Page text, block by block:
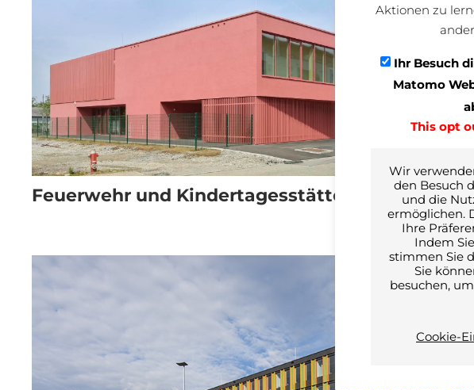
Feuerwehr und Kindertagesstätte Waldshut-
Aktionen zu
Ihr Besuch
Matomo
This opt
Wir
den Besuch
und die
ermöglichen.
Ihre
Indem
stimmen Sie
Sie
besuchen,
Cookie-